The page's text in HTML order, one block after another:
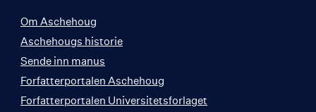
Om Aschehoug
Aschehougs historie
Sende inn manus
Forfatterportalen Aschehoug
Forfatterportalen Universitetsforlaget